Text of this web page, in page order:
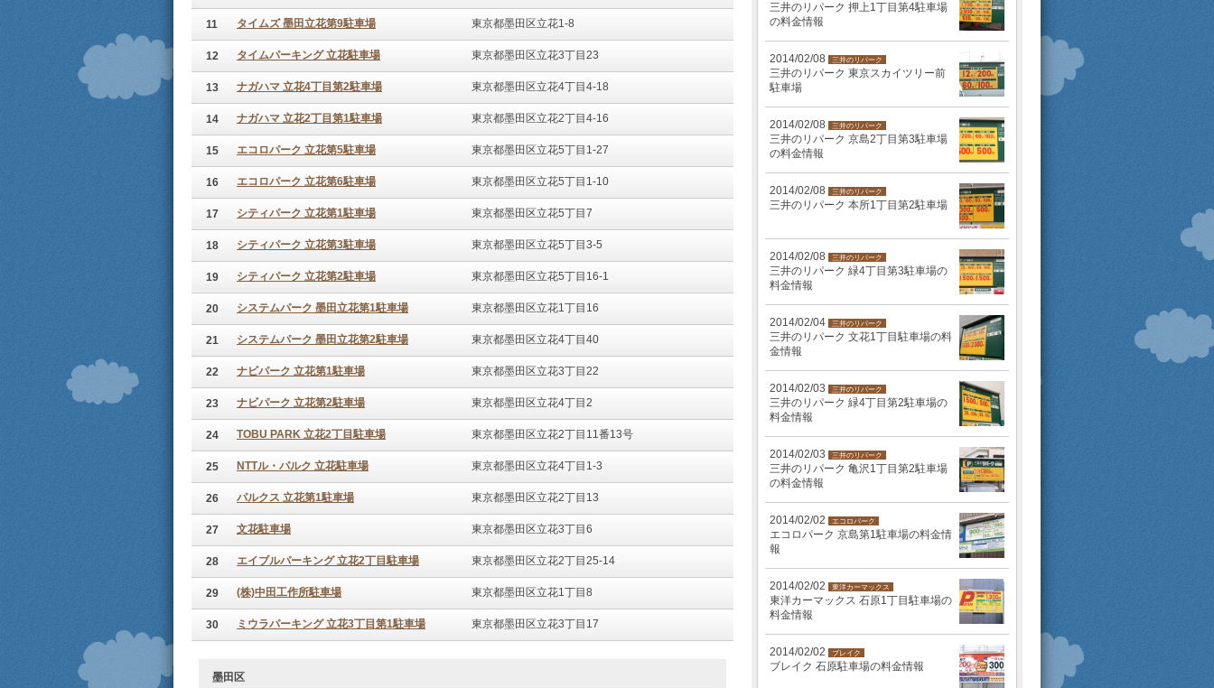
11 タイムズ 墨田立花第9駐車場 東京都墨田区立花1-8
12 タイムパーキング 立花駐車場 東京都墨田区立花3丁目23
13 ナガハマ 立花4丁目第2駐車場 東京都墨田区立花4丁目4-18
14 ナガハマ 立花2丁目第1駐車場 東京都墨田区立花2丁目4-16
15 エコロパーク 立花第5駐車場 東京都墨田区立花5丁目1-27
16 エコロパーク 立花第6駐車場 東京都墨田区立花5丁目1-10
17 シティパーク 立花第1駐車場 東京都墨田区立花5丁目7
18 シティパーク 立花第3駐車場 東京都墨田区立花5丁目3-5
19 シティパーク 立花第2駐車場 東京都墨田区立花5丁目16-1
20 システムパーク 墨田立花第1駐車場 東京都墨田区立花1丁目16
21 システムパーク 墨田立花第2駐車場 東京都墨田区立花4丁目40
22 ナビパーク 立花第1駐車場 東京都墨田区立花3丁目22
23 ナビパーク 立花第2駐車場 東京都墨田区立花4丁目2
24 TOBU PARK 立花2丁目駐車場 東京都墨田区立花2丁目11番13号
25 NTTル・パルク 立花駐車場 東京都墨田区立花4丁目1-3
26 パルクス 立花第1駐車場 東京都墨田区立花2丁目13
27 文花駐車場 東京都墨田区立花3丁目6
28 エイブルパーキング 立花2丁目駐車場 東京都墨田区立花2丁目25-14
29 (株)中田工作所駐車場 東京都墨田区立花1丁目8
30 ミウラパーキング 立花3丁目第1駐車場 東京都墨田区立花3丁目17
墨田区
三井のリパーク 押上1丁目第4駐車場
の料金情報
2014/02/08 三井のリパーク
三井のリパーク 東京スカイツリー前
駐車場
2014/02/08 三井のリパーク
三井のリパーク 京島2丁目第3駐車場
の料金情報
2014/02/08 三井のリパーク
三井のリパーク 本所1丁目第2駐車場
2014/02/08 三井のリパーク
三井のリパーク 緑4丁目第3駐車場の
料金情報
2014/02/04 三井のリパーク
三井のリパーク 文花1丁目駐車場の料
金情報
2014/02/03 三井のリパーク
三井のリパーク 緑4丁目第2駐車場の
料金情報
2014/02/03 三井のリパーク
三井のリパーク 亀沢1丁目第2駐車場
の料金情報
2014/02/02 エコロパーク
エコロパーク 京島第1駐車場の料金情
報
2014/02/02 東洋カーマックス
東洋カーマックス 石原1丁目駐車場の
料金情報
2014/02/02 ブレイク
ブレイク 石原駐車場の料金情報